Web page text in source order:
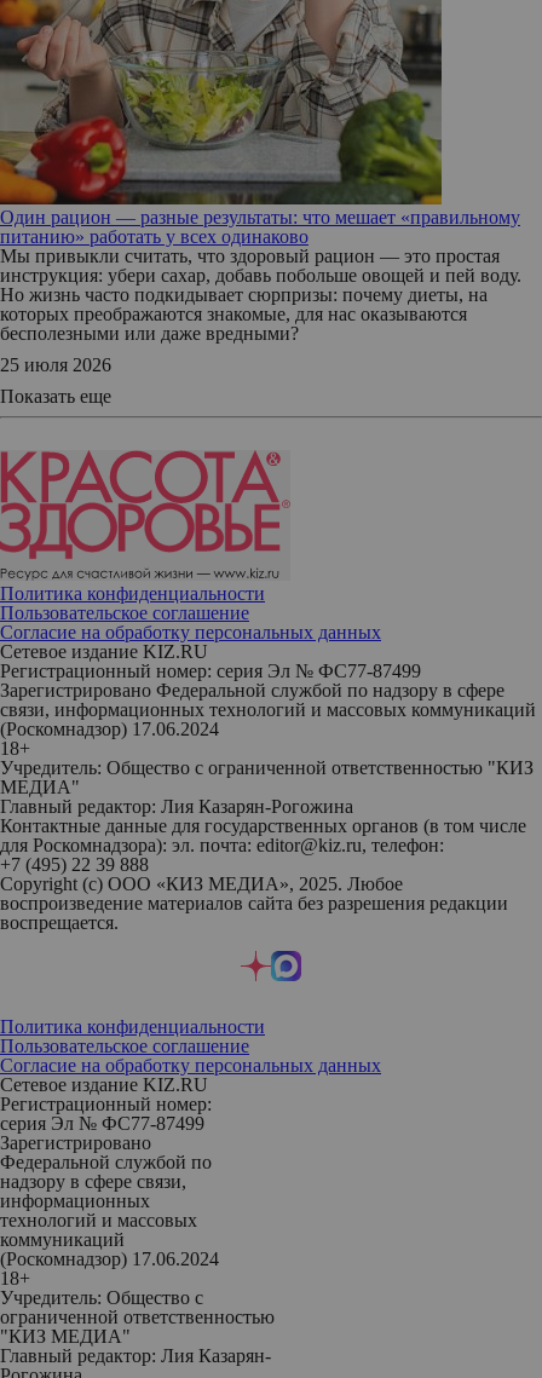
Один рацион — разные результаты: что мешает «правильному
питанию» работать у всех одинаково
Мы привыкли считать, что здоровый рацион — это простая
инструкция: убери сахар, добавь побольше овощей и пей воду.
Но жизнь часто подкидывает сюрпризы: почему диеты, на
которых преображаются знакомые, для нас оказываются
бесполезными или даже вредными?
25 июля 2026
Показать еще
Политика конфиденциальности
Пользовательское соглашение
Согласие на обработку персональных данных
Сетевое издание KIZ.RU
Регистрационный номер: серия Эл № ФС77-87499
Зарегистрировано Федеральной службой по надзору в сфере
связи, информационных технологий и массовых коммуникаций
(Роскомнадзор) 17.06.2024
18+
Учредитель: Общество с ограниченной ответственностью "КИЗ
МЕДИА"
Главный редактор: Лия Казарян-Рогожина
Контактные данные для государственных органов (в том числе
для Роскомнадзора): эл. почта: editor@kiz.ru, телефон:
+7 (495) 22 39 888
Copyright (с) ООО «КИЗ МЕДИА», 2025. Любое
воспроизведение материалов сайта без разрешения редакции
воспрещается.
Политика конфиденциальности
Пользовательское соглашение
Согласие на обработку персональных данных
Сетевое издание KIZ.RU
Регистрационный номер:
серия Эл № ФС77-87499
Зарегистрировано
Федеральной службой по
надзору в сфере связи,
информационных
технологий и массовых
коммуникаций
(Роскомнадзор) 17.06.2024
18+
Учредитель: Общество с
ограниченной ответственностью
"КИЗ МЕДИА"
Главный редактор: Лия Казарян-